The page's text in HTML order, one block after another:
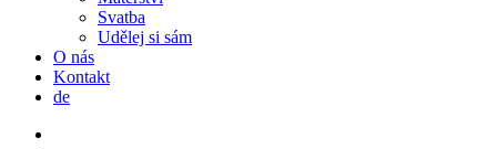
Svatba
Udělej si sám
O nás
Kontakt
de